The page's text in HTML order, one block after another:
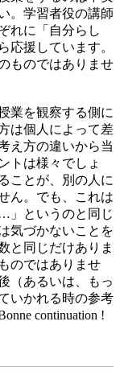
。学習者役の講師
れに「自分らし
応援しています。
ものではありませ
業を観察する側に
は個人によって差
え方の違いから当
トは様々でしょ
ことが、別の人に
ん。でも、これは
」というのと同じ
気づかないことを
と同じだけありま
のではありませ
（あるいは、もっ
いかれる時の参考
continuation !